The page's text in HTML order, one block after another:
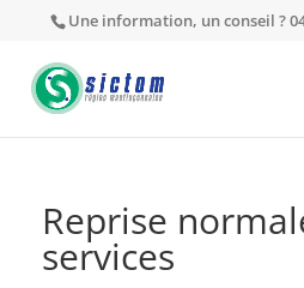
Une information, un conseil ?
Reprise
services